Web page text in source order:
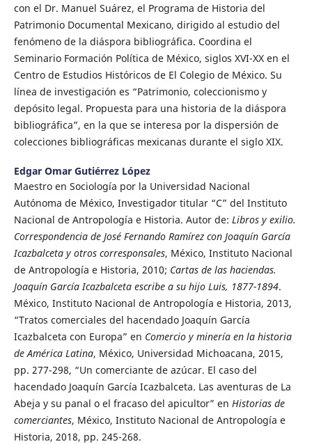
con el Dr. Manuel Suárez, el Programa de Historia del
Patrimonio Documental Mexicano, dirigido al estudio del
fenómeno de la diáspora bibliográfica. Coordina el
Seminario Formación Política de México, siglos XVI-XX en el
Centro de Estudios Históricos de El Colegio de México. Su
línea de investigación es “Patrimonio, coleccionismo y
depósito legal. Propuesta para una historia de la diáspora
bibliográfica”, en la que se interesa por la dispersión de
colecciones bibliográficas mexicanas durante el siglo XIX.
Edgar Omar Gutiérrez López
Maestro en Sociología por la Universidad Nacional
Autónoma de México, Investigador titular “C” del Instituto
Nacional de Antropología e Historia. Autor de: Libros y exilio.
Correspondencia de José Fernando Ramírez con Joaquín García
Icazbalceta y otros corresponsales, México, Instituto Nacional
de Antropología e Historia, 2010; Cartas de las haciendas.
Joaquín García Icazbalceta escribe a su hijo Luis, 1877-1894.
México, Instituto Nacional de Antropología e Historia, 2013,
“Tratos comerciales del hacendado Joaquín García
Icazbalceta con Europa” en Comercio y minería en la historia
de América Latina, México, Universidad Michoacana, 2015,
pp. 277-298, “Un comerciante de azúcar. El caso del
hacendado Joaquín García Icazbalceta. Las aventuras de La
Abeja y su panal o el fracaso del apicultor” en Historias de
comerciantes, México, Instituto Nacional de Antropología e
Historia, 2018, pp. 245-268.